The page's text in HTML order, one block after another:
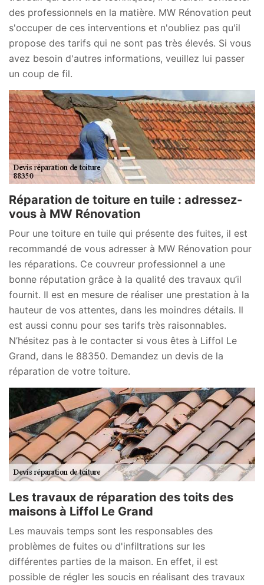
des professionnels en la matière. MW Rénovation peut
s'occuper de ces interventions et n'oubliez pas qu'il
propose des tarifs qui ne sont pas très élevés. Si vous
avez besoin d'autres informations, veuillez lui passer
un coup de fil.
Réparation de toiture en tuile : adressez-
vous à MW Rénovation
Pour une toiture en tuile qui présente des fuites, il est
recommandé de vous adresser à MW Rénovation pour
les réparations. Ce couvreur professionnel a une
bonne réputation grâce à la qualité des travaux qu’il
fournit. Il est en mesure de réaliser une prestation à la
hauteur de vos attentes, dans les moindres détails. Il
est aussi connu pour ses tarifs très raisonnables.
N’hésitez pas à le contacter si vous êtes à Liffol Le
Grand, dans le 88350. Demandez un devis de la
réparation de votre toiture.
Les travaux de réparation des toits des
maisons à Liffol Le Grand
Les mauvais temps sont les responsables des
problèmes de fuites ou d'infiltrations sur les
différentes parties de la maison. En effet, il est
possible de régler les soucis en réalisant des travaux